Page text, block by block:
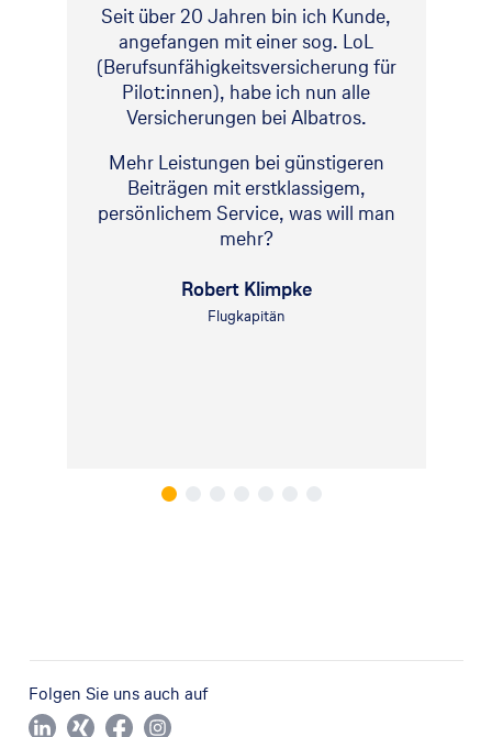
Seit über 20 Jahren bin ich Kunde,
angefangen mit einer sog. LoL
(Berufsunfähigkeitsversicherung für
Pilot:innen), habe ich nun alle
Versicherungen bei Albatros.
Mehr Leistungen bei günstigeren
Beiträgen mit erstklassigem,
persönlichem Service, was will man
mehr?
Robert Klimpke
Flugkapitän
Folgen Sie uns auch auf